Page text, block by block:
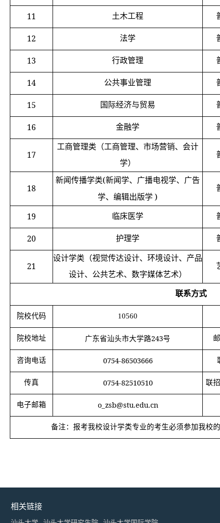
11 土木工程
12 法学
13 行政管理
14 公共事业管理
15 国际经济与贸易
16 金融学
17
工商管理类（工商管理、市场营销、会计
学）
18
新闻传播学类(新闻学、广播电视学、广告
学、编辑出版学 )
19 临床医学
20 护理学
21
设计学类（视觉传达设计、环境设计、产品
设计、公共艺术、数字媒体艺术）
联系方式
院校代码 10560
院校地址 广东省汕头市大学路243号
咨询电话 0754-86503666
传真 0754-82510510 联
电子邮箱 o_zsb@stu.edu.cn
备注：报考我校设计学类专业的考生必须参加我校
相关链接